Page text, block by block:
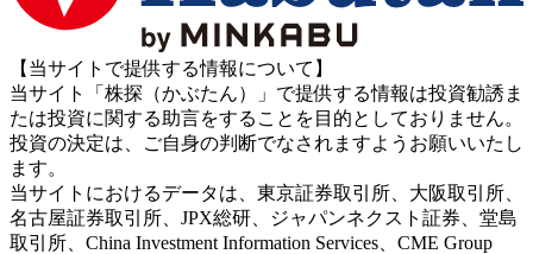
【当サイトで提供する情報について】
当サイト「株探（かぶたん）」で提供する情報は投資勧誘ま
たは投資に関する助言をすることを目的としておりません。
投資の決定は、ご自身の判断でなされますようお願いいたし
ます。
当サイトにおけるデータは、東京証券取引所、大阪取引所、
名古屋証券取引所、JPX総研、ジャパンネクスト証券、堂島
取引所、China Investment Information Services、CME Group